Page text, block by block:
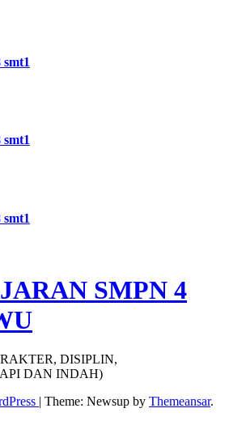
smt1
SMPN 4
DISIPLIN,
DAN INDAH)
| Theme: Newsup by Themeansar.